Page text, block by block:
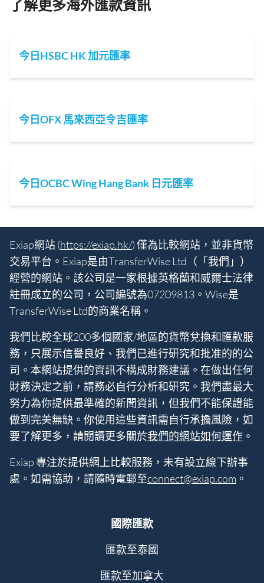
了解更多海外匯款資訊
今日HSBC HK 加元匯率
今日OFX 馬來西亞令吉匯率
今日OCBC Wing Hang Bank 日元匯率
Exiap網站 (https://exiap.hk/) 僅為比較網站，並非貨幣
交易平台。Exiap是由TransferWise Ltd（「我們」）
經營的網站。該公司是一家根據英格蘭和威爾士法律
註冊成立的公司，公司編號為07209813。Wise是
TransferWise Ltd的商業名稱。
我們比較全球200多個國家/地區的貨幣兌換和匯款服
務，只展示信譽良好、我們已進行研究和批准的的公
司。本網站提供的資訊不構成財務建議。在做出任何
財務決定之前，請務必自行分析和研究。我們盡最大
努力為你提供最準確的新聞資訊，但我們不能保證能
做到完美無缺。你使用這些資訊需自行承擔風險，如
要了解更多，請閲讀更多關於我們的網站如何運作 。
Exiap 專注於提供網上比較服務，未有設立線下辦事
處。如需協助，請隨時電郵至connect@exiap.com 。
國際匯款
匯款至泰國
匯款至加拿大